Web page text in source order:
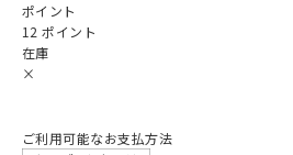
ポイント
12 ポイント
在庫
×
ご利用可能なお支払方法